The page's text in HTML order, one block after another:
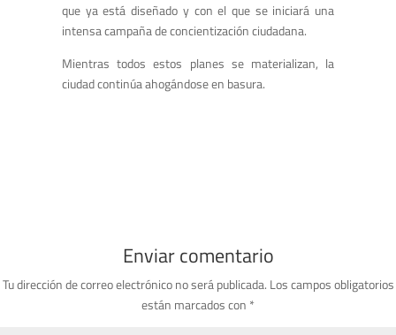
que ya está diseñado y con el que se iniciará una
intensa campaña de concientización ciudadana.
Mientras todos estos planes se materializan, la
ciudad continúa ahogándose en basura.
Enviar comentario
Tu dirección de correo electrónico no será publicada. Los campos obligatorios
están marcados con *